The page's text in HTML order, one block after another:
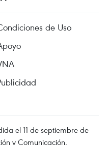
de Uso
el 11 de septiembre de
y Comunicación.